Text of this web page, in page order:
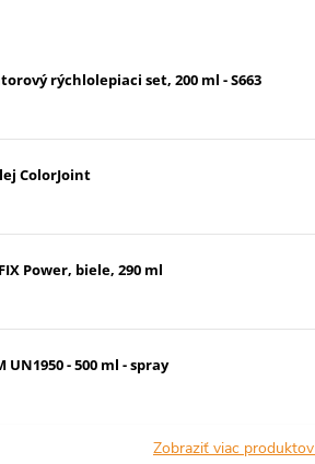
rýchlolepiaci set, 200 ml - S663
ColorJoint
Power, biele, 290 ml
- 500 ml - spray
Zobraziť viac produktov